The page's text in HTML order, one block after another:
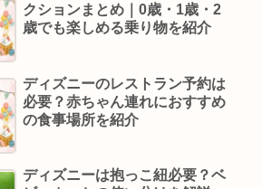
クションまとめ｜0歳・1歳・2
歳でも楽しめる乗り物を紹介
ディズニーのレストラン予約は
必要？赤ちゃん連れにおすすめ
の食事場所を紹介
ディズニーは抱っこ紐必要？ベ